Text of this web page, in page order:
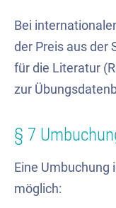
Bei
der Preis aus der
für die Literatur
zur
§ 7
Eine
möglich: